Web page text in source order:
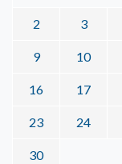
2 3
9 10
16 17
23 24
30